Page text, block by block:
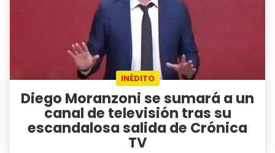
INÉDITO
Diego Moranzoni se sumará a un
canal de televisión tras su
escandalosa salida de Crónica
TV